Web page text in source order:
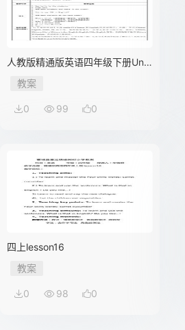
人教版精通版英语四年级下册Unit
3 what subject do you
教案
0 99 0
四上lesson16
教案
0 98 0